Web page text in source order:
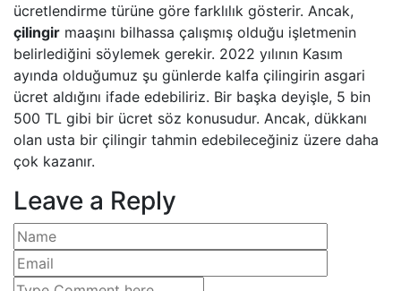
ücretlendirme türüne göre farklılık gösterir. Ancak,
çilingir maaşını bilhassa çalışmış olduğu işletmenin
belirlediğini söylemek gerekir. 2022 yılının Kasım
ayında olduğumuz şu günlerde kalfa çilingirin asgari
ücret aldığını ifade edebiliriz. Bir başka deyişle, 5 bin
500 TL gibi bir ücret söz konusudur. Ancak, dükkanı
olan usta bir çilingir tahmin edebileceğiniz üzere daha
çok kazanır.
Leave a Reply